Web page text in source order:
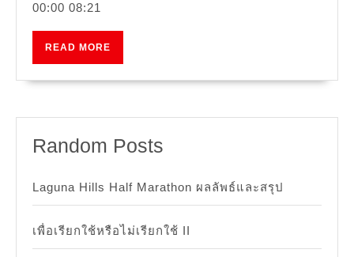
00:00 08:21
READ MORE
Random Posts
Laguna Hills Half Marathon ผลลัพธ์และสรุป
เพื่อเรียกใช้หรือไม่เรียกใช้ II